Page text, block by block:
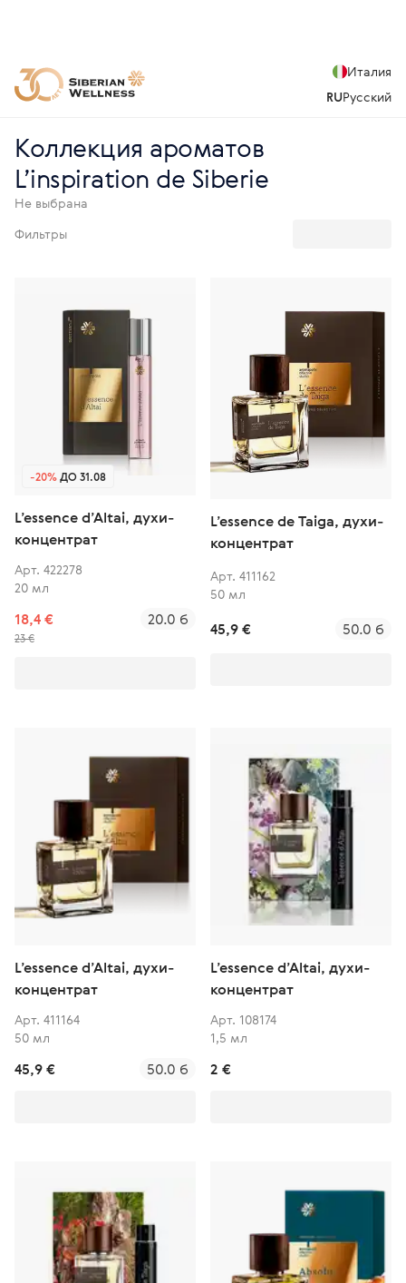
Италия
RUРусский
Коллекция ароматов
L’inspiration de Siberie
Не выбрана
Фильтры
-20%ДО 31.08
L’essence d’Altai, духи-
концентрат
Арт. 422278
20 мл
18,4 €
23 €
20.0 б
L’essence de Taiga, духи-
концентрат
Арт. 411162
50 мл
45,9 € 50.0 б
L’essence d’Altai, духи-
концентрат
Арт. 411164
50 мл
45,9 € 50.0 б
L’essence d’Altai, духи-
концентрат
Арт. 108174
1,5 мл
2 €